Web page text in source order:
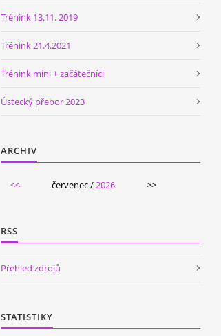
Trénink 13.11. 2019
Trénink 21.4.2021
Trénink mini + začátečníci
Ústecký přebor 2023
ARCHIV
<< červenec /2026 >>
RSS
Přehled zdrojů
STATISTIKY